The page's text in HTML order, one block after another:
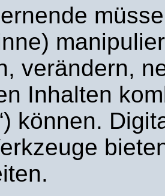
verändern,
Inhalten
können.